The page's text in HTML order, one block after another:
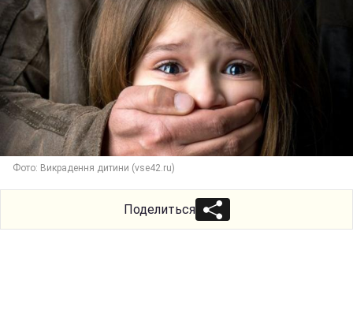
Фото: Викрадення дитини (vse42.ru)
Поделиться